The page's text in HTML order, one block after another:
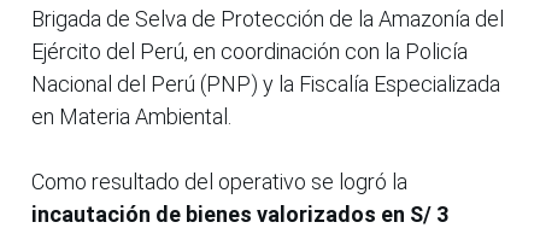
Brigada de Selva de Protección de la Amazonía del
Ejército del Perú, en coordinación con la Policía
Nacional del Perú (PNP) y la Fiscalía Especializada
en Materia Ambiental.
Como resultado del operativo se logró la
incautación de bienes valorizados en S/ 3